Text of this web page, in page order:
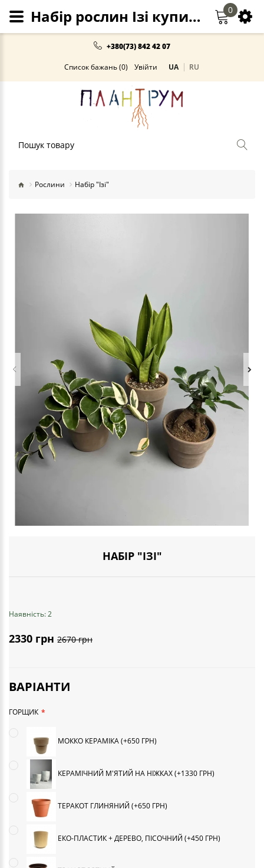
+380(73) 842 42 07
Список бажань (0) Увійти UA RU
0
Рослини Набір "Ізі"
НАБІР "ІЗІ"
Наявність: 2
2330 грн 2670 грн
ВАРІАНТИ
ГОРЩИК
МОККО КЕРАМІКА (+650 ГРН)
КЕРАМІЧНИЙ М'ЯТИЙ НА НІЖКАХ (+1330 ГРН)
ТЕРАКОТ ГЛИНЯНИЙ (+650 ГРН)
ЕКО-ПЛАСТИК + ДЕРЕВО, ПІСОЧНИЙ (+450 ГРН)
Набір рослин Ізі купити в Києві та Україні